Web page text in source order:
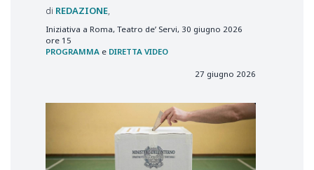
REDAZIONE
Iniziativa a Roma, Teatro de’ Servi, 30 giugno 2026
ore 15
PROGRAMMA e DIRETTA VIDEO
27 giugno 2026